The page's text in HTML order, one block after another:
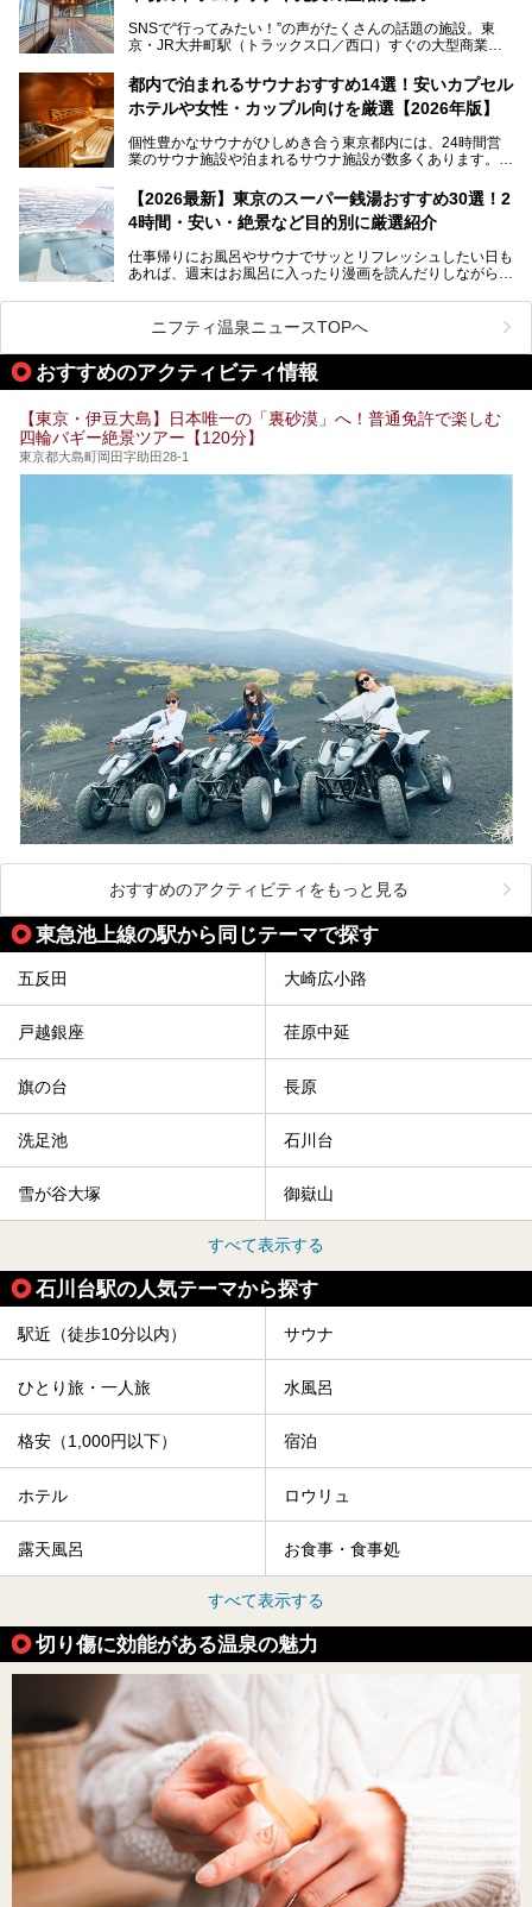
本記事では、そもそもこれらがどんな銭湯なのか、その気に
いおしゃれな名店15選を、おすすめの順番で一挙にご紹介
します。
SNSで“行ってみたい！”の声がたくさんの話題の施設。東
京・JR大井町駅（トラックス口／西口）すぐの大型商業施
ツァ大井町トラックス」がニューオープン。施設の様子をレ
ポ―トします。
都内で泊まれるサウナおすすめ14選！安いカプセル
ホテルや女性・カップル向けを厳選【2026年版】
個性豊かなサウナがひしめき合う東京都内には、24時間営
業のサウナ施設や泊まれるサウナ施設が数多くあります。
を旅の目的とする「サ旅」や自分へのご褒美のための宿泊な
ど、自分の好きなタイミングで好きなだけサ活ができるのが
魅力です。
最近では、男性専用施設だけでなく、カップルや女性に嬉し
い個室サウナも増えてきました。
ら、特におすすめしたい施設14選をご紹介します。
してみてください。
【2026最新】東京のスーパー銭湯おすすめ30選！2
4時間・安い・絶景など目的別に厳選紹介
仕事帰りにお風呂やサウナでサッとリフレッシュしたい日も
あれば、週末はお風呂に入ったり漫画を読んだりしながら一
また、終電を逃してしまい、「このまま朝までゆっくりでき
る場所があれば」と探した経験がある人も多いのではないで
しょうか。
そこで本記事では、東京でおすすめのスーパー銭湯を、目的
24時間営業で宿泊できる施設や、1,000円以下で楽しめる安
い施設、デートや休日レジャーにもぴったりなエンタメ要素
が充実した施設など、利用のシーンに合わせて参考にしてく
ださい。
ニフティ温泉ニュースTOPへ
おすすめのアクティビティ情報
【東京・伊豆大島】日本唯一の「裏砂漠」へ！普通免許で楽しむ
四輪バギー絶景ツアー【120分】
東京都大島町岡田字助田28-1
おすすめのアクティビティをもっと見る
東急池上線の駅から同じテーマで探す
五反田 大崎広小路
戸越銀座 荏原中延
旗の台 長原
洗足池 石川台
雪が谷大塚 御嶽山
すべて表示する
石川台駅の人気テーマから探す
駅近（徒歩10分以内） サウナ
ひとり旅・一人旅 水風呂
格安（1,000円以下） 宿泊
ホテル ロウリュ
露天風呂 お食事・食事処
すべて表示する
切り傷に効能がある温泉の魅力